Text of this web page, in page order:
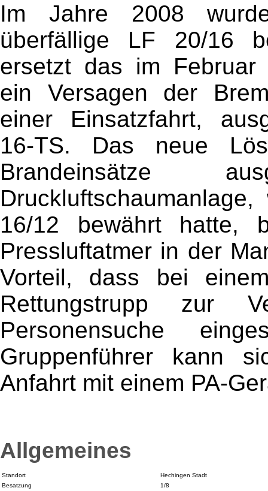
Im Jahre 2008
überfällige LF 20/16
ersetzt das im Februar
ein Versagen der
einer Einsatzfahrt,
16-TS. Das neue
Brandeinsätze
16/12 bewährt hatte,
Pressluftatmer in der
Vorteil, dass bei
Rettungstrupp zur
Personensuche
Gruppenführer kann
Anfahrt mit einem PA-
Allgemeines
Standort
Hechingen Stadt
Besatzung
1/8